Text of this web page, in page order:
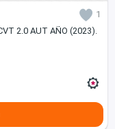
1
SUV MARCA Toyota MODELO Corolla Cross CVT 2.0 AUT AÑO (2023).